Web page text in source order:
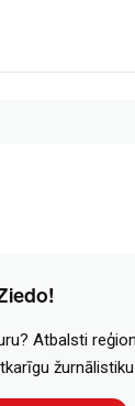
Atbalsti